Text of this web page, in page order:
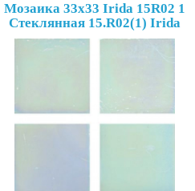
Мозаика 33x33 Irida 15R02 1
Стеклянная 15.R02(1) Irida